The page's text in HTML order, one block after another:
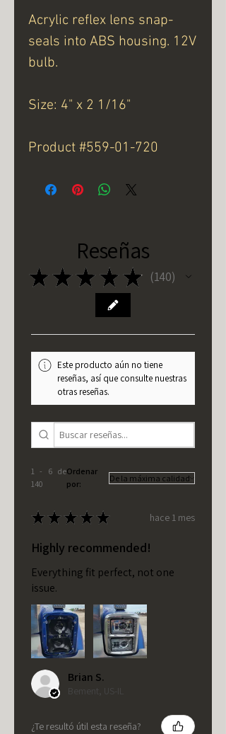
Acrylic reflex lens snap-
seals into ABS housing. 12V
bulb.
Size: 4" x 2 1/16"
Product #559-01-720
Reseñas
★ ★ ★ ★ ★ 140
140
Este producto aún no tiene
reseñas, así que consulte nuestras
otras reseñas.
1 - 6 de
140
Ordenar
por:
★ ★ ★ ★ ★ hace 1 mes
Highly recommended!
Everything fit perfect, not one
issue.
Brian S.
Bement, US-IL
¿Te resultó útil esta reseña?